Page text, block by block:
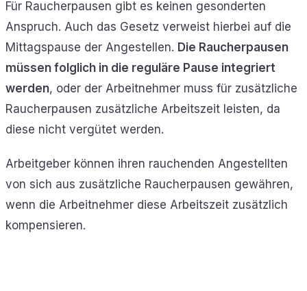
Für Raucherpausen gibt es keinen gesonderten
Anspruch. Auch das Gesetz verweist hierbei auf die
Mittagspause der Angestellen. Die Raucherpausen
müssen folglich in die reguläre Pause integriert
werden, oder der Arbeitnehmer muss für zusätzliche
Raucherpausen zusätzliche Arbeitszeit leisten, da
diese nicht vergütet werden.
Arbeitgeber können ihren rauchenden Angestellten
von sich aus zusätzliche Raucherpausen gewähren,
wenn die Arbeitnehmer diese Arbeitszeit zusätzlich
kompensieren.